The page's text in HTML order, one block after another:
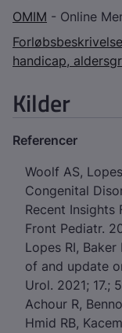
OMIM - Online
handicap,
Kilder
Referencer
Woolf AS,
Congenital
Recent Insights
Front Pediatr.
Lopes RI,
of and update
Urol. 2021; 17.;
Achour R,
Hmid RB,